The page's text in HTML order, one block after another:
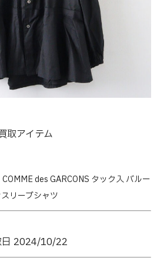
取アイテム
des GARCONS タック入 バルー
リーブシャツ
日 2024/10/22